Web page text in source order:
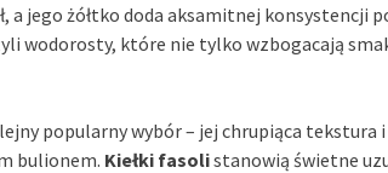
a jego żółtko doda aksamitnej konsystencji
wodorosty, które nie tylko wzbogacają
popularny wybór – jej chrupiąca tekstura
bulionem. Kiełki fasolistanowią świetne